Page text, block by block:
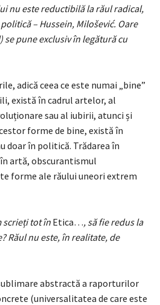
nu este reductibilă la răul radical,
– Hussein, Milošević. Oare
pune exclusiv în legătură cu
adică ceea ce este numai „bine”
există în cadrul artelor, al
sau al iubirii, atunci și
forme de bine, există în
doar în politică. Trădarea în
artă, obscurantismul
forme ale răului uneori extrem
scrieți tot în Etica…, să fie redus la
Răul nu este, în realitate, de
abstractă a raporturilor
(universalitatea de care este